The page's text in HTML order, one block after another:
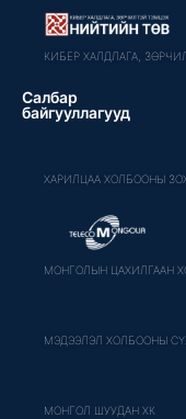
КИБЕР ХАЛДЛАГА,
Салбар
байгууллагууд
ХАРИЛЦАА ХОЛБООНЫ
МОНГОЛЫН ЦАХИЛГААН
МЭДЭЭЛЭЛ ХОЛБООНЫ
МОНГОЛ ШУУДАН ХК